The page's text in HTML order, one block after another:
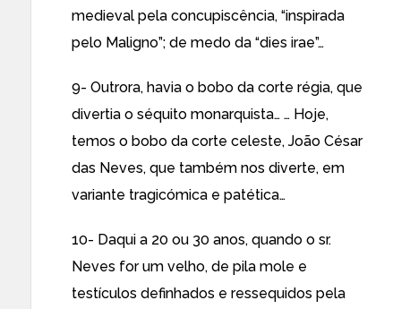
medieval pela concupiscência, “inspirada
pelo Maligno”; de medo da “dies irae”…
9- Outrora, havia o bobo da corte régia, que
divertia o séquito monarquista… … Hoje,
temos o bobo da corte celeste, João César
das Neves, que também nos diverte, em
variante tragicómica e patética…
10- Daqui a 20 ou 30 anos, quando o sr.
Neves for um velho, de pila mole e
testículos definhados e ressequidos pela